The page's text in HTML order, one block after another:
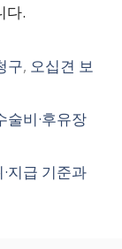
다.
구, 오십견 보
술비·후유장
지급 기준과